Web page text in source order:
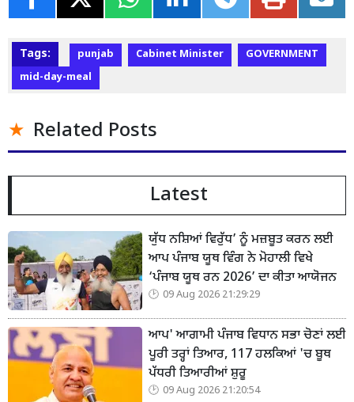
Tags: punjab Cabinet Minister
GOVERNMENT
mid-day-meal
Related Posts
Latest
ਯੁੱਧ ਨਸ਼ਿਆਂ ਵਿਰੁੱਧ’ ਨੂੰ ਮਜ਼ਬੂਤ ਕਰਨ ਲਈ
ਆਪ ਪੰਜਾਬ ਯੂਥ ਵਿੰਗ ਨੇ ਮੋਹਾਲੀ ਵਿਖੇ
‘ਪੰਜਾਬ ਯੂਥ ਰਨ 2026’ ਦਾ ਕੀਤਾ ਆਯੋਜਨ
09 Aug 2026 21:29:29
ਆਪ' ਆਗਾਮੀ ਪੰਜਾਬ ਵਿਧਾਨ ਸਭਾ ਚੋਣਾਂ ਲਈ
ਪੂਰੀ ਤਰ੍ਹਾਂ ਤਿਆਰ, 117 ਹਲਕਿਆਂ 'ਚ ਬੂਥ
ਪੱਧਰੀ ਤਿਆਰੀਆਂ ਸ਼ੁਰੂ
09 Aug 2026 21:20:54